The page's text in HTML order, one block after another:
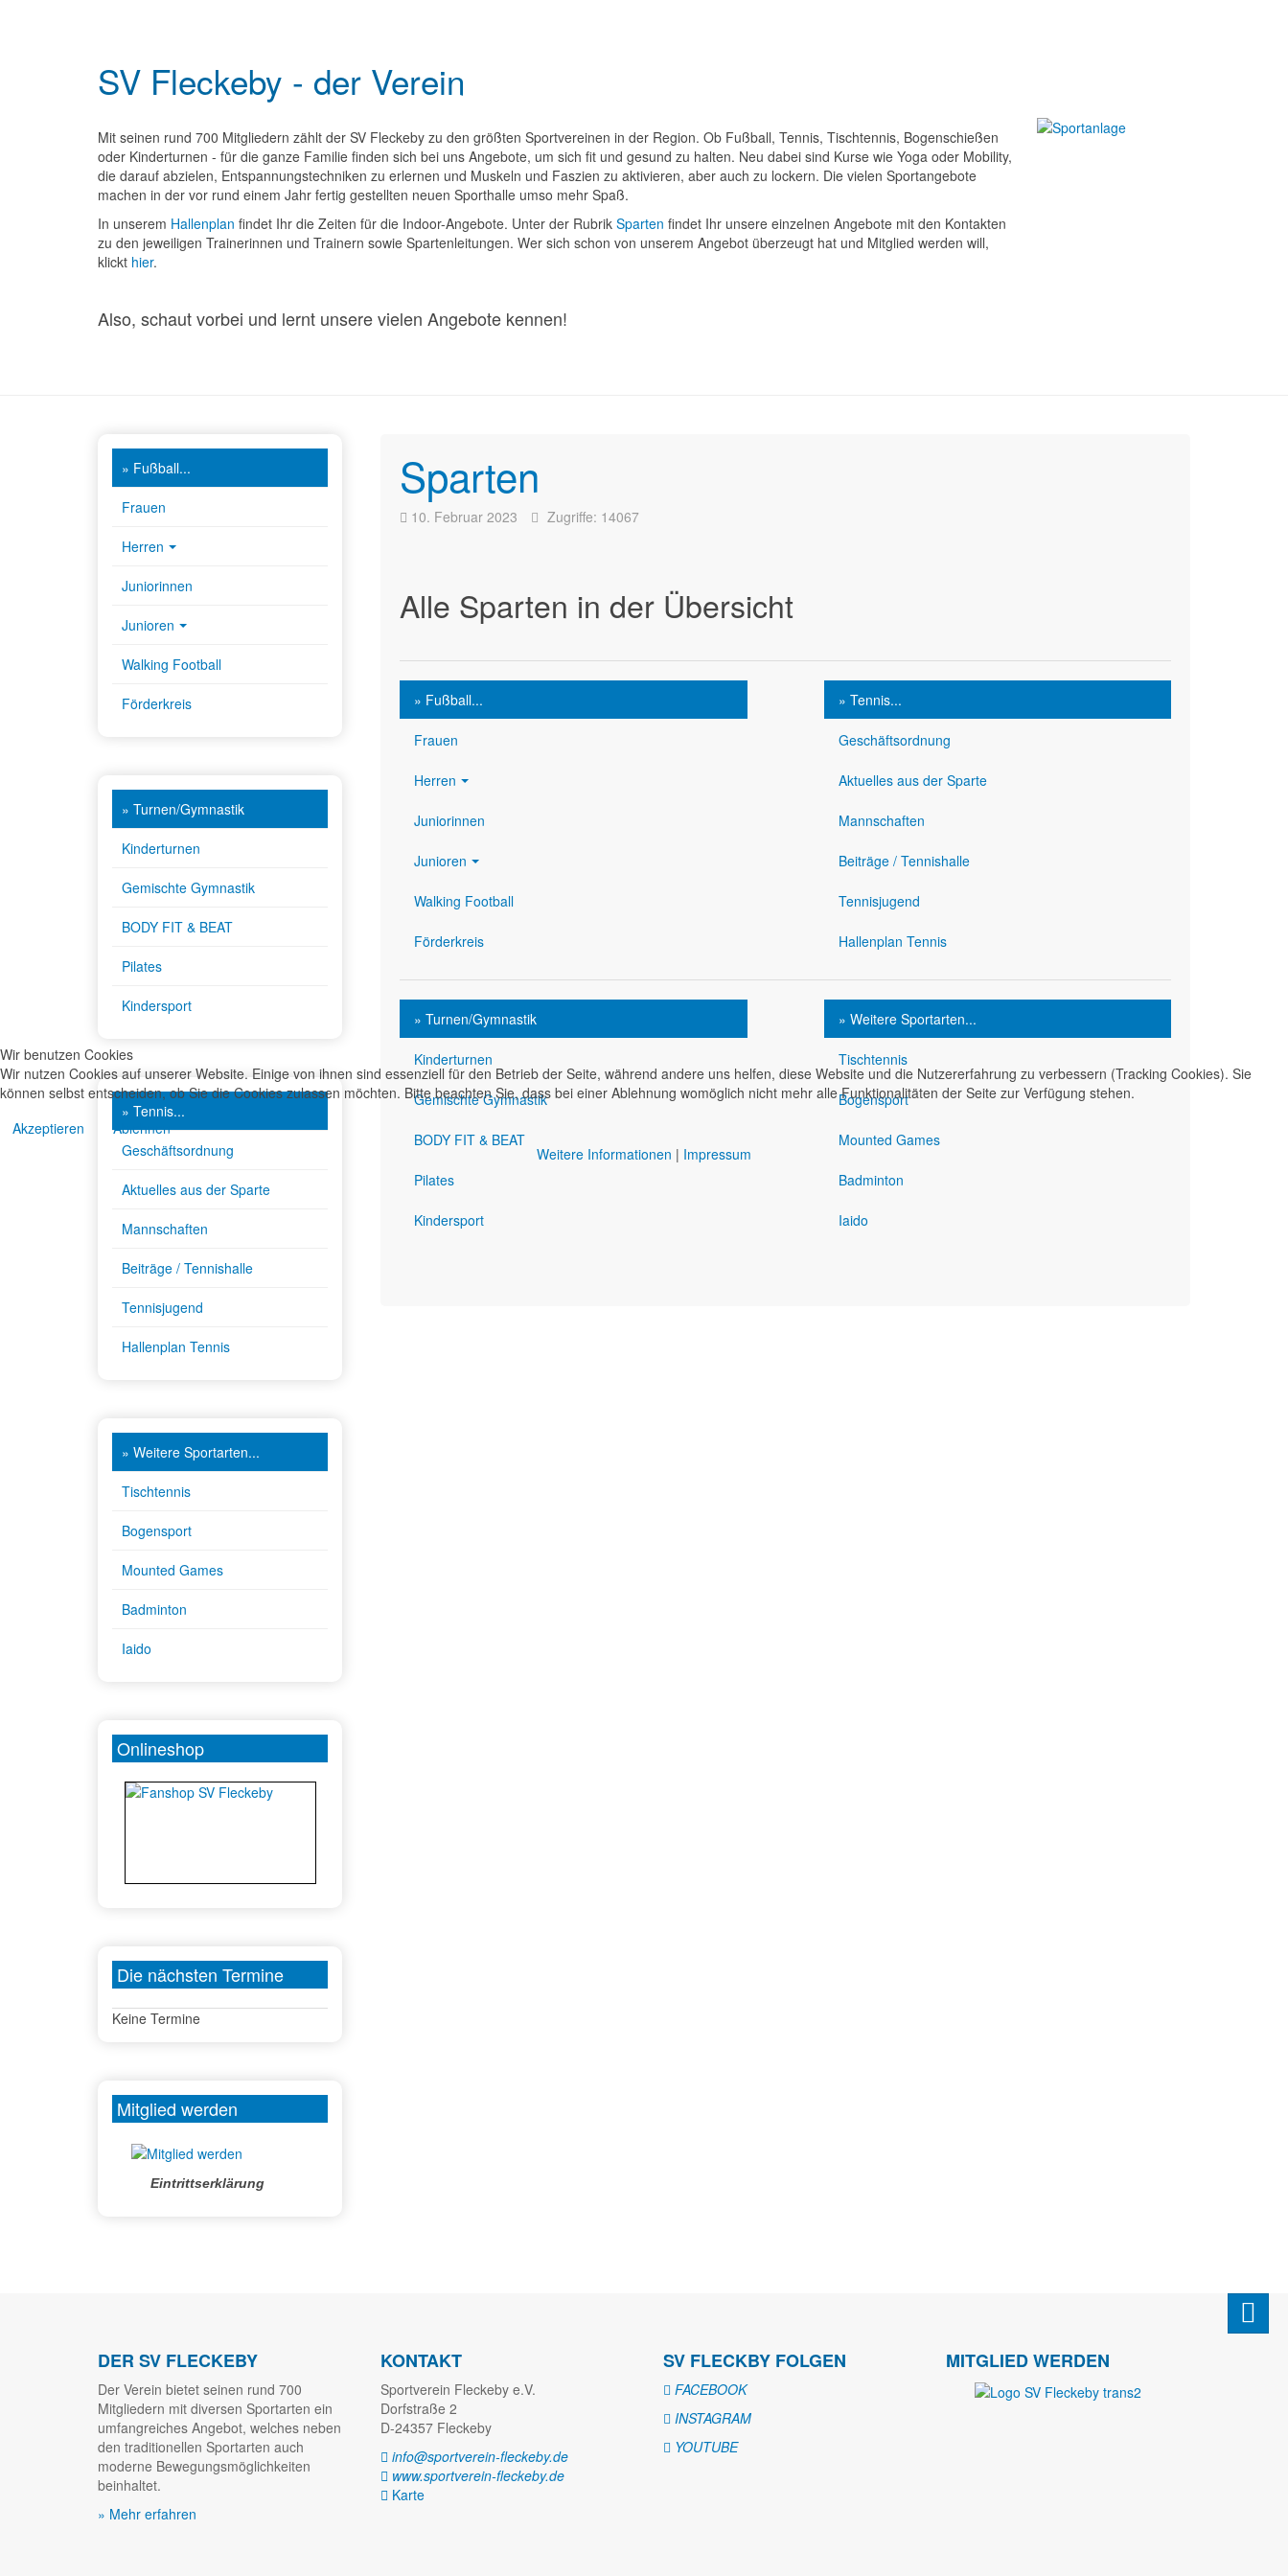
SV Fleckeby - der Verein
Mit seinen rund 700 Mitgliedern zählt der SV Fleckeby zu den größten Sportvereinen in der Region. Ob Fußball, Tennis, Tischtennis, Bogenschießen
oder Kinderturnen - für die ganze Familie finden sich bei uns Angebote, um sich fit und gesund zu halten. Neu dabei sind Kurse wie Yoga oder Mobility,
die darauf abzielen, Entspannungstechniken zu erlernen und Muskeln und Faszien zu aktivieren, aber auch zu lockern. Die vielen Sportangebote
machen in der vor rund einem Jahr fertig gestellten neuen Sporthalle umso mehr Spaß.
In unserem Hallenplan findet Ihr die Zeiten für die Indoor-Angebote. Unter der Rubrik Sparten findet Ihr unsere einzelnen Angebote mit den Kontakten
zu den jeweiligen Trainerinnen und Trainern sowie Spartenleitungen. Wer sich schon von unserem Angebot überzeugt hat und Mitglied werden will,
klickt hier.
Also, schaut vorbei und lernt unsere vielen Angebote kennen!
Sparten
10. Februar 2023 Zugriffe: 14067
Alle Sparten in der Übersicht
» Fußball...
Frauen
Herren
Juniorinnen
Junioren
Walking Football
Förderkreis
» Tennis...
Geschäftsordnung
Aktuelles aus der Sparte
Mannschaften
Beiträge / Tennishalle
Tennisjugend
Hallenplan Tennis
» Turnen/Gymnastik
Kinderturnen
Gemischte Gymnastik
BODY FIT & BEAT
Pilates
Kindersport
» Weitere Sportarten...
Tischtennis
Bogensport
Mounted Games
Badminton
Iaido
» Fußball...
Frauen
Herren
Juniorinnen
Junioren
Walking Football
Förderkreis
» Turnen/Gymnastik
Kinderturnen
Gemischte Gymnastik
BODY FIT & BEAT
Pilates
Kindersport
» Tennis...
Geschäftsordnung
Aktuelles aus der Sparte
Mannschaften
Beiträge / Tennishalle
Tennisjugend
Hallenplan Tennis
» Weitere Sportarten...
Tischtennis
Bogensport
Mounted Games
Badminton
Iaido
Onlineshop
Die nächsten Termine
Keine Termine
Mitglied werden
Eintrittserklärung
DER SV FLECKEBY
Der Verein bietet seinen rund 700
Mitgliedern mit diversen Sportarten ein
umfangreiches Angebot, welches neben
den traditionellen Sportarten auch
moderne Bewegungsmöglichkeiten
beinhaltet.
» Mehr erfahren
KONTAKT
Sportverein Fleckeby e.V.
Dorfstraße 2
D-24357 Fleckeby
info@sportverein-fleckeby.de
www.sportverein-fleckeby.de
Karte
SV FLECKBY FOLGEN
FACEBOOK
INSTAGRAM
YOUTUBE
MITGLIED WERDEN
Wir benutzen Cookies
Wir nutzen Cookies auf unserer Website. Einige von ihnen sind essenziell für den Betrieb der Seite, während andere uns helfen, diese Website und die Nutzererfahrung zu verbessern (Tracking Cookies). Sie
können selbst entscheiden, ob Sie die Cookies zulassen möchten. Bitte beachten Sie, dass bei einer Ablehnung womöglich nicht mehr alle Funktionalitäten der Seite zur Verfügung stehen.
Akzeptieren
Ablehnen
Weitere Informationen | Impressum